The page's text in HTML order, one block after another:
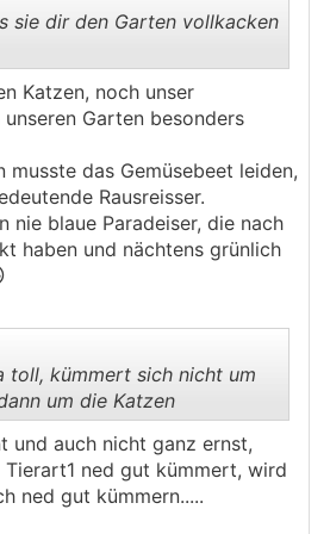
..
sie dir den Garten vollkacken
Katzen, noch unser
Garten besonders
musste das Gemüsebeet leiden,
Rausreisser.
nie blaue Paradeiser, die nach
haben und nächtens grünlich
..
toll, kümmert sich nicht um
um die Katzen
und auch nicht ganz ernst,
Tierart1 ned gut kümmert, wird
ned gut kümmern.....